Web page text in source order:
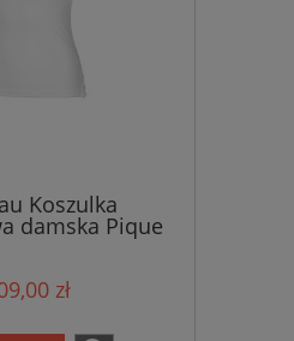
Koszulka
damska Pique
zł